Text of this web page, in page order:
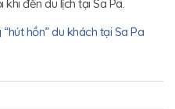
đến du lịch tại Sa Pa.
hồn” du khách tại Sa Pa